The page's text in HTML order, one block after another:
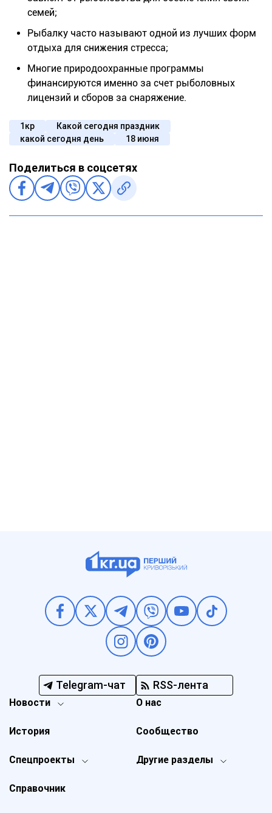
семей;
Рыбалку часто называют одной из лучших форм
отдыха для снижения стресса;
Многие природоохранные программы
финансируются именно за счет рыболовных
лицензий и сборов за снаряжение.
1кр
Какой сегодня праздник
какой сегодня день
18 июня
Поделиться в соцсетях
Telegram-чат RSS-лента
Новости
Спецпроекты Другие разделы
История
О нас
Справочник
Сообщество